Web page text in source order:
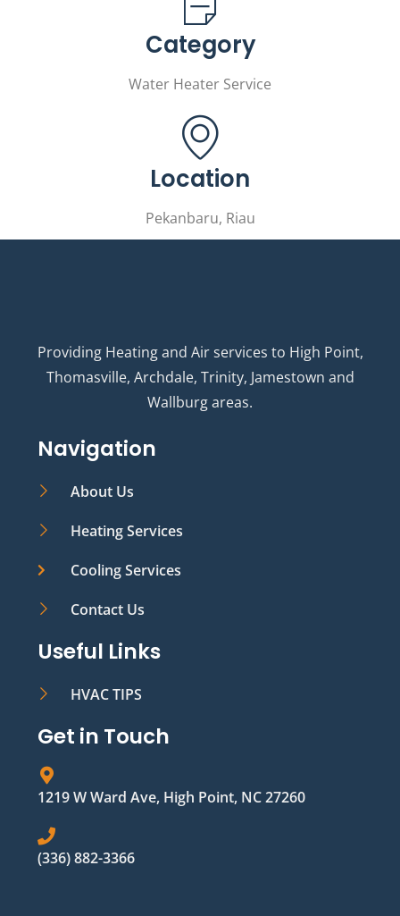
Category
Water Heater Service
Location
Pekanbaru, Riau
Providing Heating and Air services to High Point,
Thomasville, Archdale, Trinity, Jamestown and
Wallburg areas.
Navigation
About Us
Heating Services
Cooling Services
Contact Us
Useful Links
HVAC TIPS
Get in Touch
1219 W Ward Ave, High Point, NC 27260
(336) 882-3366